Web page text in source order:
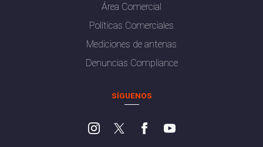
Área Comercial
Políticas Comerciales
Mediciones de antenas
Denuncias Compliance
SÍGUENOS